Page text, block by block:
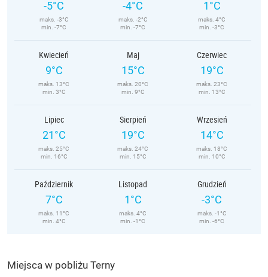
-5°C
maks. -3°C
min. -7°C
-4°C
maks. -2°C
min. -7°C
1°C
maks. 4°C
min. -3°C
Kwiecień
9°C
maks. 13°C
min. 3°C
Maj
15°C
maks. 20°C
min. 9°C
Czerwiec
19°C
maks. 23°C
min. 13°C
Lipiec
21°C
maks. 25°C
min. 16°C
Sierpień
19°C
maks. 24°C
min. 15°C
Wrzesień
14°C
maks. 18°C
min. 10°C
Październik
7°C
maks. 11°C
min. 4°C
Listopad
1°C
maks. 4°C
min. -1°C
Grudzień
-3°C
maks. -1°C
min. -6°C
Miejsca w pobliżu Terny